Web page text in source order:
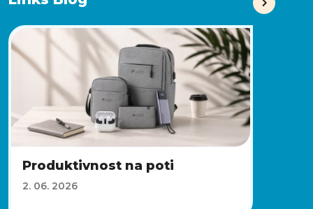
Produktivnost na poti
2. 06. 2026